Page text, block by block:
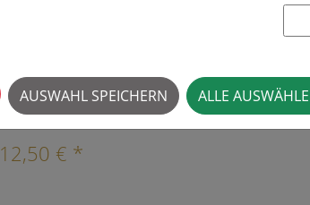
Blumenlichterkette 2
4 Stück verfügbar
12,50 € *
AUSWAHL SPEICHERN ALLE